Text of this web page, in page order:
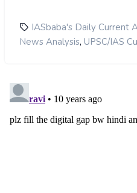
IASbaba's Daily Current
News Analysis, UPSC/IAS